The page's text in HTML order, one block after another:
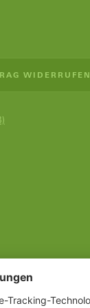
WIDERRUFEN